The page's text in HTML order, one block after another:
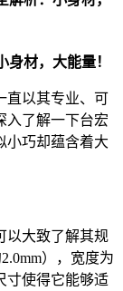
材，大能量！
直以其专业、可
入了解一下台宏
小巧却蕴含着大
以大致了解其规
），宽度为
寸使得它能够适